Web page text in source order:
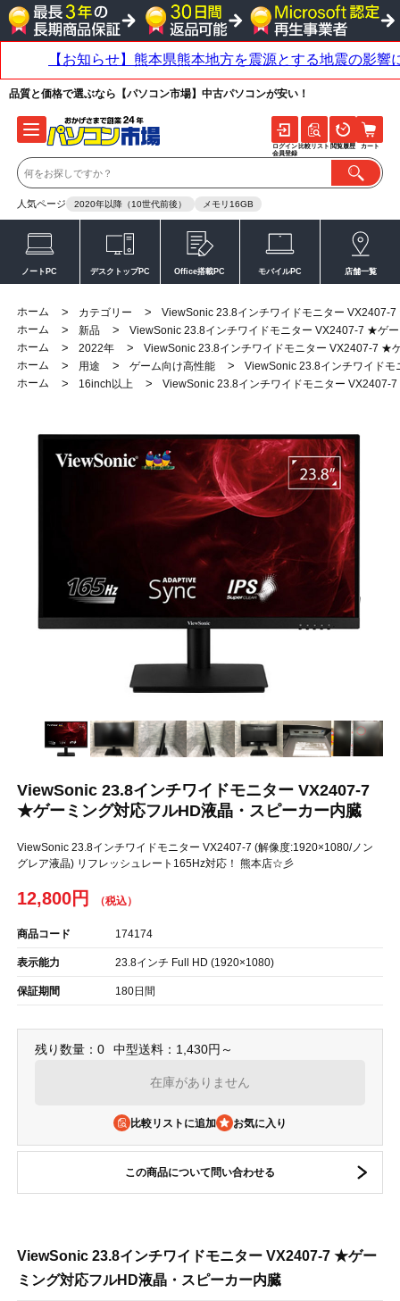
品質と価格で選ぶなら【パソコン市場】中古パソコンが安い！
人気ページ 2020年以降（10世代前後） メモリ16GB
ログイン
会員登録
比較リスト 閲覧履歴 カート
ノートPC デスクトップPC Office搭載PC モバイルPC 店舗一覧
ホーム > カテゴリー >
ViewSonic 23.8インチワイドモニター VX2407-
ホーム
> 新品 >
ViewSonic 23.8インチワイドモニター VX2407-7 ★ゲ
ホーム
> 2022年 >
ViewSonic 23.8インチワイドモニター VX2407-7 ★
ホーム
> 用途 > ゲーム向け高性能 >
ViewSonic 23.8インチワイド
ホーム
> 16inch以上 > ViewSonic 23.8インチワイドモニター VX2407-
ViewSonic 23.8インチワイドモニター VX2407-7
★ゲーミング対応フルHD液晶・スピーカー内臓
ViewSonic 23.8インチワイドモニター VX2407-7 (解像度:1920×1080/ノン
グレア液晶) リフレッシュレート165Hz対応！ 熊本店☆彡
12,800円
商品コード 174174
表示能力 23.8インチ Full HD (1920×1080)
保証期間 180日間
残り数量：0 中型送料：1,430円～
在庫がありません
比較リストに追加
この商品について問い合わせる
ViewSonic 23.8インチワイドモニター VX2407-7 ★ゲー
ミング対応フルHD液晶・スピーカー内臓